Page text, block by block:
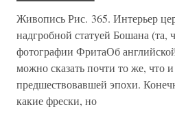
Живопись Рис. 365. Интерьер
надгробной статуей Бошана (та,
фотографии ФритаОб
можно сказать почти то же, что
предшествовавшей эпохи.
какие фрески, но